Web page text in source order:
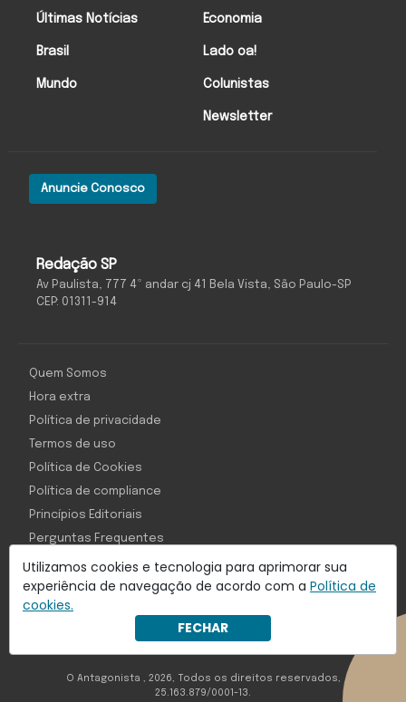
Utilizamos cookies e tecnologia para aprimorar sua
experiência de navegação de acordo com a Política de
cookies.
FECHAR
Redação SP
Av Paulista, 777 4º andar cj 41 Bela Vista, São Paulo-SP
CEP: 01311-914
Anuncie Conosco
Últimas Notícias
Brasil
Mundo
Economia
Lado oa!
Colunistas
Newsletter
Com inteligência e tecnologia:
Object1ve - Marketing Solution
Quem Somos
Hora extra
Política de privacidade
Termos de uso
Política de Cookies
Política de compliance
Princípios Editoriais
Perguntas Frequentes
O Antagonista , 2026, Todos os direitos reservados,
25.163.879/0001-13.